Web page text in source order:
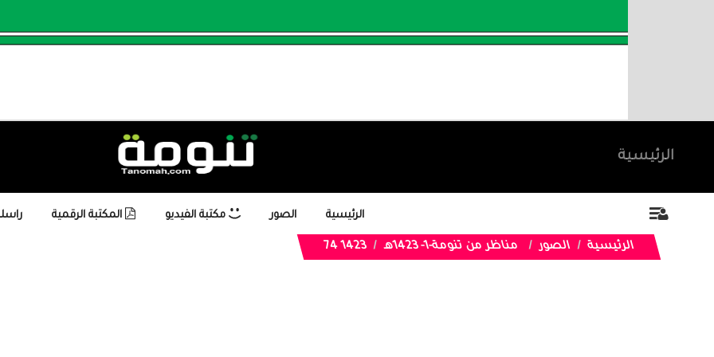
الرئيسية
الرئيسية الصور مكتبة الفيديو المكتبة الرقمية
الرئيسية الصور مناظر من تنومة-1- 1423هـ 1423 74